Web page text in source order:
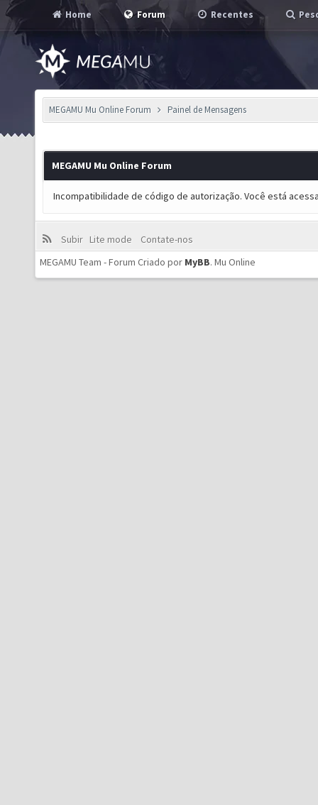
Home Forum Recentes
MEGAMU Mu Online Forum Painel de Mensagens
MEGAMU Mu Online Forum
Incompatibilidade de código de autorização. Você está
Subir Lite mode
Contate-nos
MEGAMU Team - Forum Criado por MyBB. Mu Online